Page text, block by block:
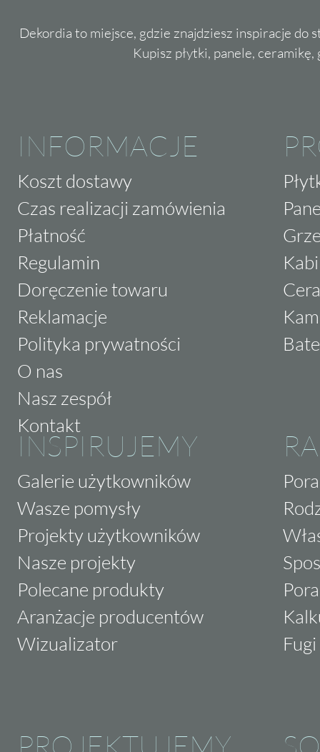
Dekordia to miejsce, gdzie znajdziesz inspiracje do
Kupisz płytki, panele,
INFORMACJE
Koszt dostawy
Czas realizacji zamówienia
Płatność
Regulamin
Doręczenie towaru
Reklamacje
Polityka prywatności
O nas
Nasz zespół
Kontakt
INSPIRUJEMY
Galerie użytkowników
Wasze pomysły
Projekty użytkowników
Nasze projekty
Polecane produkty
Aranżacje producentów
Wizualizator
PROJEKTUJEMY